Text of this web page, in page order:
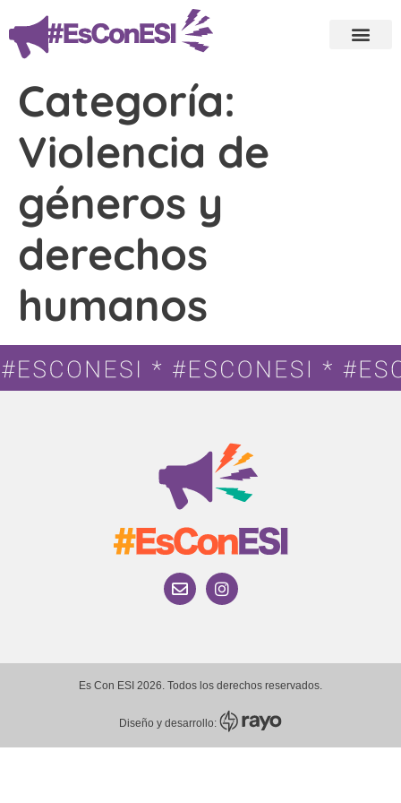
Categoría:
Violencia de
géneros y
derechos
humanos
Es Con ESI 2026. Todos los derechos reservados.
Diseño y desarrollo: